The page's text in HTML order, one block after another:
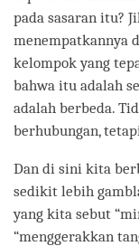
pada sasaran itu?
menempatkannya
kelompok yang
bahwa itu adalah
adalah berbeda.
berhubungan,
Dan di sini kita
sedikit lebih
yang kita sebut
“menggerakkan